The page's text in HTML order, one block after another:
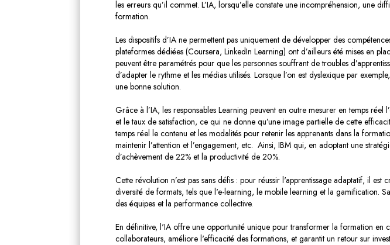
les erreurs qu’il commet. L’IA, lorsqu’elle constate une incompréhension, une
formation.
Les dispositifs d’IA ne permettent pas uniquement de développer des
plateformes dédiées (Coursera, LinkedIn Learning) ont d’ailleurs été mises en
peuvent être paramétrés pour que les personnes souffrant de troubles
d’adapter le rythme et les médias utilisés. Lorsque l’on est dyslexique par
une bonne solution.
Grâce à l’IA, les responsables Learning peuvent en outre mesurer en temps
et le taux de satisfaction, ce qui ne donne qu’une image partielle de cette
temps réel le contenu et les modalités pour retenir les apprenants dans la
maintenir l’attention et l’engagement, etc. Ainsi, IBM qui, en adoptant une
d’achèvement de 22% et la productivité de 20%.
Cette révolution n’est pas sans défis : pour réussir l'apprentissage adaptatif, il
diversité de formats, tels que l'e-learning, le mobile learning et la gamification.
des équipes et la performance collective.
En définitive, l'IA offre une opportunité unique pour transformer la formation en
collaborateurs, améliore l'efficacité des formations, et garantit un retour sur